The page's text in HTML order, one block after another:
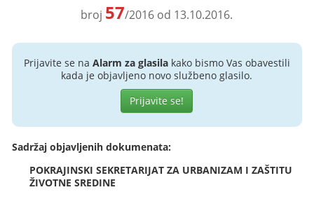
broj 57/2016 od 13.10.2016.
Prijavite se na Alarm za glasilakako bismo Vas obavestili
kada je objavljeno novo službeno glasilo.
Prijavite se!
Sadržaj objavljenih dokumenata:
POKRAJINSKI SEKRETARIJAT ZA URBANIZAM I ZAŠTITU
ŽIVOTNE SREDINE